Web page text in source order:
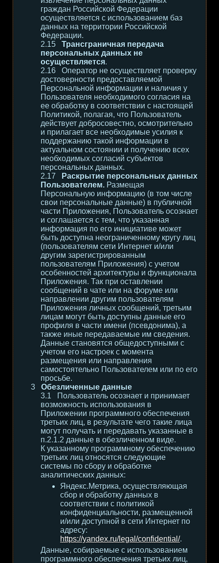
граждан Российской Федерации
осуществляется с использованием баз
данных на территории Российской
Федерации.
Трансграничная передача
персональных данных не
осуществляется.
Оператор не осуществляет проверку
достоверности предоставляемой
Персональной информации и наличия у
Пользователя необходимого согласия на
ее обработку в соответствии с настоящей
Политикой, полагая, что Пользователь
действует добросовестно, осмотрительно
и прилагает все необходимые усилия к
поддержанию такой информации в
актуальном состоянии и получению всех
необходимых согласий субъектов
персональных данных.
Раскрытие персональных данных
Пользователем. Размещая
Персональную информацию (в том числе
свои персональные данные) в публичной
части Приложения, Пользователь осознает
и соглашается с тем, что указанная
информация по его инициативе может
быть доступна неограниченному кругу лиц
(пользователям сети Интернет и/или
другим зарегистрированным
пользователям Приложения) с учетом
особенностей архитектуры и функционала
Приложения. Так при оставлении
сообщений в чате или на форуме или
направлении другим пользователям
Приложения личных сообщений, третьим
лицам могут быть доступны данные его
профиля в части имени (псевдонима), а
также иные передаваемые им сведения.
Данные становятся общедоступными с
учетом его настроек с момента
размещения или направления
самостоятельно Пользователем или по его
просьбе.
Обезличенные данные
Пользователь осознает и принимает
возможность использования в
Приложении программного обеспечения
третьих лиц, в результате чего такие лица
могут получать и передавать указанные в
п.2.1.2 данные в обезличенном виде.
К указанному программному обеспечению
третьих лиц относятся следующие
системы по сбору и обработке
аналитических данных:
Яндекс.Метрика, осуществляющая
сбор и обработку данных в
соответствии с политикой
конфиденциальности, размещенной
и/или доступной в сети Интернет по
адресу:
https://yandex.ru/legal/confidential/.
Данные, собираемые с использованием
программного обеспечения третьих лиц,